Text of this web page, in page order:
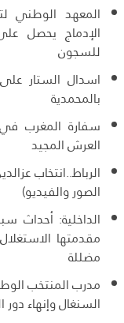
المعهد الوطني
الإدماج يحصل
للسجون
اسدال الستار على
بالمحمدية
سفارة المغرب
العرش المجيد
الرباط..انتخاب
الصور والفيديو)
الداخلية: أحداث
مقدمتها
مضللة
مدرب المنتخب
السنغال وإنهاء